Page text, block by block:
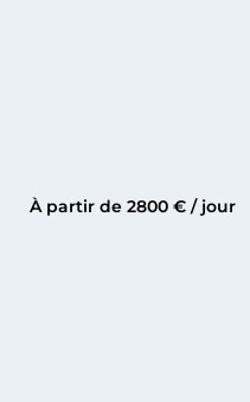
À partir de 2800 € / jour
PRESTIGE 500ANTIBES